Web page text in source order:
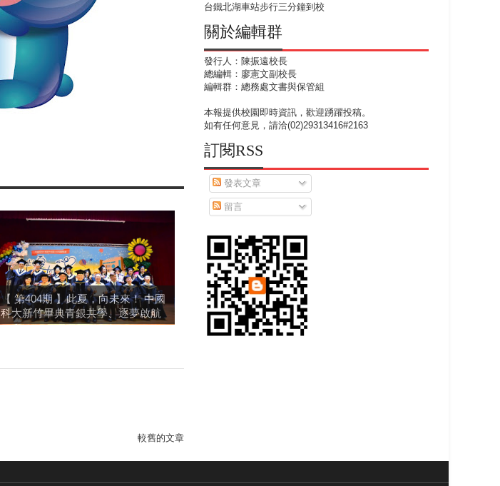
【 第404期 】此夏，向未來！ 中國
科大新竹畢典青銀共學、逐夢啟航
較舊的文章
台鐵北湖車站步行三分鐘到校
關於編輯群
發行人：陳振遠校長
總編輯：廖憲文副校長
編輯群：總務處文書與保管組
本報提供校園即時資訊，歡迎踴躍投稿。
如有任何意見，請洽(02)29313416#2163
訂閱RSS
發表文章
留言